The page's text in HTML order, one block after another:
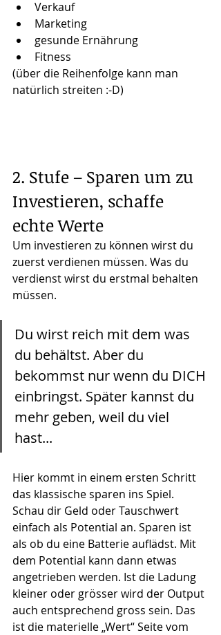
Verkauf
Marketing
gesunde Ernährung
Fitness
(über die Reihenfolge kann man
natürlich streiten :-D)
2. Stufe – Sparen um zu
Investieren, schaffe
echte Werte
Um investieren zu können wirst du
zuerst verdienen müssen. Was du
verdienst wirst du erstmal behalten
müssen.
Du wirst reich mit dem was
du behältst. Aber du
bekommst nur wenn du DICH
einbringst. Später kannst du
mehr geben, weil du viel
hast...
Hier kommt in einem ersten Schritt
das klassische sparen ins Spiel.
Schau dir Geld oder Tauschwert
einfach als Potential an. Sparen ist
als ob du eine Batterie auflädst. Mit
dem Potential kann dann etwas
angetrieben werden. Ist die Ladung
kleiner oder grösser wird der Output
auch entsprechend gross sein. Das
ist die materielle „Wert“ Seite vom